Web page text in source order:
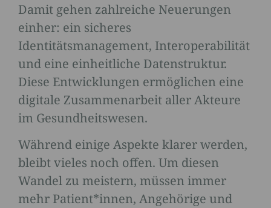
Damit gehen zahlreiche Neuerungen
einher: ein sicheres
Identitätsmanagement, Interoperabilität
und eine einheitliche Datenstruktur.
Diese Entwicklungen ermöglichen eine
digitale Zusammenarbeit aller Akteure
im Gesundheitswesen.
Während einige Aspekte klarer werden,
bleibt vieles noch offen. Um diesen
Wandel zu meistern, müssen immer
mehr Patient*innen, Angehörige und